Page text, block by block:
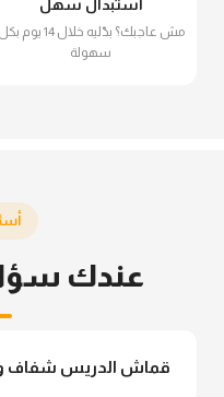
استبدال سهل
مش عاجبك؟ بدّليه خلال 14 يوم بكل
سهولة
عندك
قماش الدريس شفاف